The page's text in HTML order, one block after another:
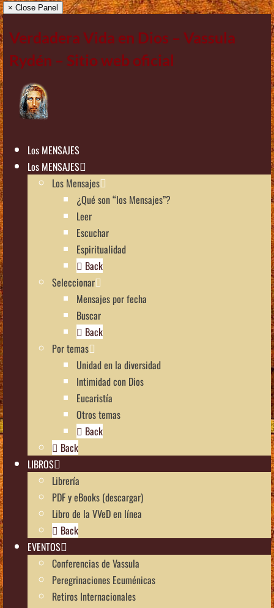
× Close Panel
Verdadera Vida en Dios – Vassula
Rydén – Sitio web oficial
Los MENSAJES
Los MENSAJES
Los Mensajes
¿Qué son “los Mensajes”?
Leer
Escuchar
Espiritualidad
Back
Seleccionar
Mensajes por fecha
Buscar
Back
Por temas
Unidad en la diversidad
Intimidad con Dios
Eucaristía
Otros temas
Back
Back
LIBROS
Librería
PDF y eBooks (descargar)
Libro de la VVeD en línea
Back
EVENTOS
Conferencias de Vassula
Peregrinaciones Ecuménicas
Retiros Internacionales